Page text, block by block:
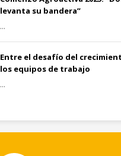
levanta su bandera”
...
Entre el desafío del
los equipos de trabajo
...